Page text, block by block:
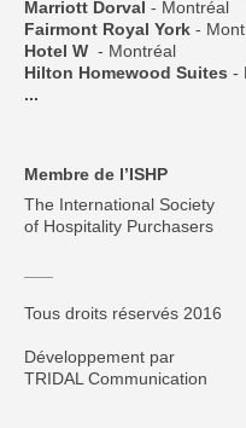
Marriott Dorval - Montréal
Fairmont Royal York -
Hotel W - Montréal
Hilton Homewood Suites -
...
Membre de l’ISHP
The International Society
of Hospitality Purchasers
Tous droits réservés 2016
Développement par
TRIDAL Communication